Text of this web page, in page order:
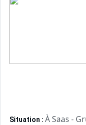
Situation : À Saas -